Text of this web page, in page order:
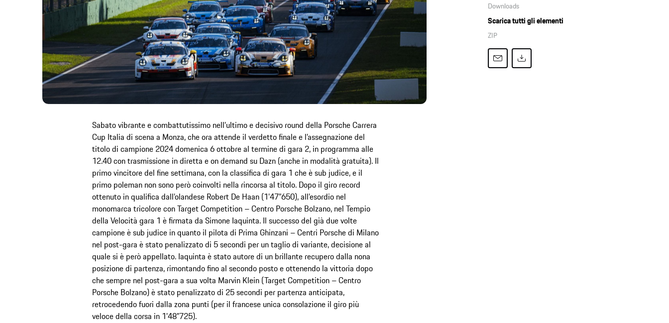
Sabato vibrante e combattutissimo nell’ultimo e decisivo round della Porsche Carrera
Cup Italia di scena a Monza, che ora attende il verdetto finale e l’assegnazione del
titolo di campione 2024 domenica 6 ottobre al termine di gara 2, in programma alle
12.40 con trasmissione in diretta e on demand su Dazn (anche in modalità gratuita). Il
primo vincitore del fine settimana, con la classifica di gara 1 che è sub judice, e il
primo poleman non sono però coinvolti nella rincorsa al titolo. Dopo il giro record
ottenuto in qualifica dall’olandese Robert De Haan (1’47”650), all’esordio nel
monomarca tricolore con Target Competition – Centro Porsche Bolzano, nel Tempio
della Velocità gara 1 è firmata da Simone Iaquinta. Il successo del già due volte
campione è sub judice in quanto il pilota di Prima Ghinzani – Centri Porsche di Milano
nel post-gara è stato penalizzato di 5 secondi per un taglio di variante, decisione al
quale si è però appellato. Iaquinta è stato autore di un brillante recupero dalla nona
posizione di partenza, rimontando fino al secondo posto e ottenendo la vittoria dopo
che sempre nel post-gara a sua volta Marvin Klein (Target Competition – Centro
Porsche Bolzano) è stato penalizzato di 25 secondi per partenza anticipata,
retrocedendo fuori dalla zona punti (per il francese unica consolazione il giro più
veloce della corsa in 1’48”725).
Downloads
Scarica tutti gli elementi
ZIP